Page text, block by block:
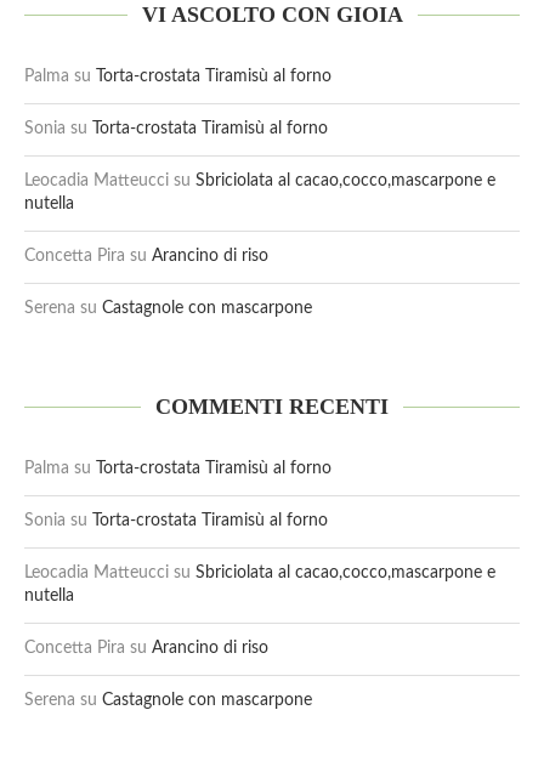
VI ASCOLTO CON GIOIA
Palma su Torta-crostata Tiramisù al forno
Sonia su Torta-crostata Tiramisù al forno
Leocadia Matteucci su Sbriciolata al cacao,cocco,mascarpone e
nutella
Concetta Pira su Arancino di riso
Serena su Castagnole con mascarpone
COMMENTI RECENTI
Palma su Torta-crostata Tiramisù al forno
Sonia su Torta-crostata Tiramisù al forno
Leocadia Matteucci su Sbriciolata al cacao,cocco,mascarpone e
nutella
Concetta Pira su Arancino di riso
Serena su Castagnole con mascarpone